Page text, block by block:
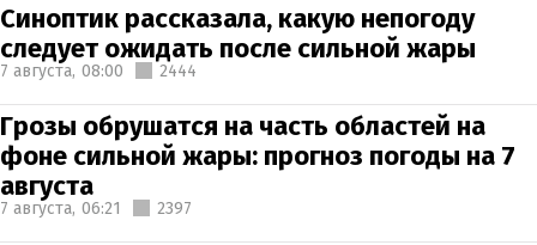
Синоптик рассказала, какую непогоду
следует ожидать после сильной жары
7 августа, 08:00 2444
Грозы обрушатся на часть областей на
фоне сильной жары: прогноз погоды на 7
августа
7 августа, 06:21 2397